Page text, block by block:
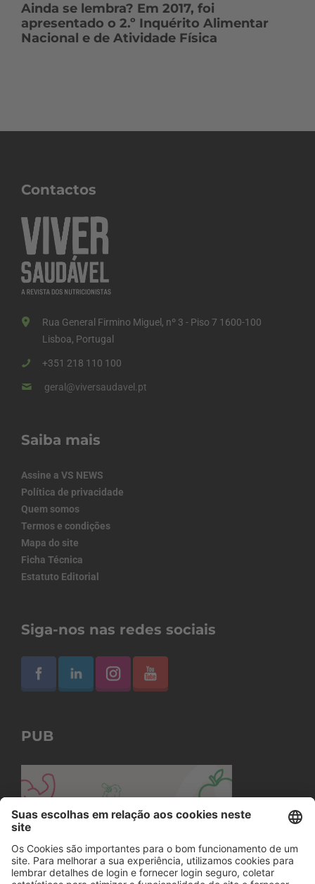
Ainda se lembra? Em 2017, foi
apresentado o 2.º Inquérito Alimentar
Nacional e de Atividade Física
Contactos
Rua General Firmino Miguel, nº 3 - Piso 7 1600-100
Lisboa, Portugal
+351 218 110 100
geral@viversaudavel.pt
Saiba mais
Assine a VS NEWS
Política de privacidade
Quem somos
Termos e condições
Mapa do site
Ficha Técnica
Estatuto Editorial
Siga-nos nas redes sociais
PUB